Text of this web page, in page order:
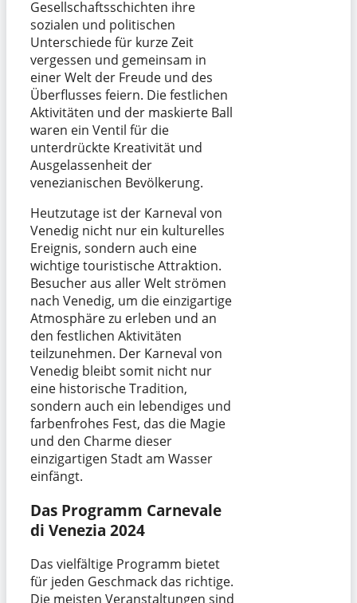
Gesellschaftsschichten ihre
sozialen und politischen
Unterschiede für kurze Zeit
vergessen und gemeinsam in
einer Welt der Freude und des
Überflusses feiern. Die festlichen
Aktivitäten und der maskierte Ball
waren ein Ventil für die
unterdrückte Kreativität und
Ausgelassenheit der
venezianischen Bevölkerung.
Heutzutage ist der Karneval von
Venedig nicht nur ein kulturelles
Ereignis, sondern auch eine
wichtige touristische Attraktion.
Besucher aus aller Welt strömen
nach Venedig, um die einzigartige
Atmosphäre zu erleben und an
den festlichen Aktivitäten
teilzunehmen. Der Karneval von
Venedig bleibt somit nicht nur
eine historische Tradition,
sondern auch ein lebendiges und
farbenfrohes Fest, das die Magie
und den Charme dieser
einzigartigen Stadt am Wasser
einfängt.
Das Programm Carnevale
di Venezia 2024
Das vielfältige Programm bietet
für jeden Geschmack das richtige.
Die meisten Veranstaltungen sind